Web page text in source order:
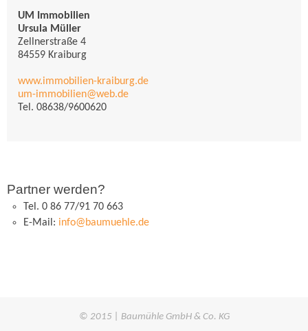
UM Immobilien
Ursula Müller
Zellnerstraße 4
84559 Kraiburg
www.immobilien-kraiburg.de
um-immobilien@web.de
Tel.08638/9600620
Partner werden?
Tel. 0 86 77/91 70 663
E-Mail: info@baumuehle.de
© 2015 | Baumühle GmbH & Co. KG